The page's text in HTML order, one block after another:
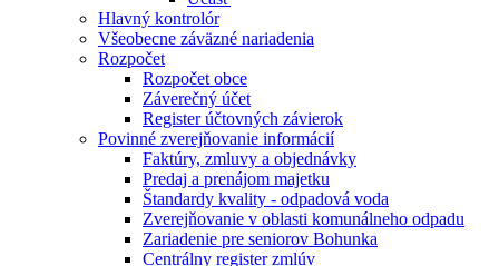
Hlavný kontrolór
Všeobecne záväzné nariadenia
Rozpočet
Rozpočet obce
Záverečný účet
Register účtovných závierok
Povinné zverejňovanie informácií
Faktúry, zmluvy a objednávky
Predaj a prenájom majetku
Štandardy kvality - odpadová voda
Zverejňovanie v oblasti komunálneho odpadu
Zariadenie pre seniorov Bohunka
Centrálny register zmlúv